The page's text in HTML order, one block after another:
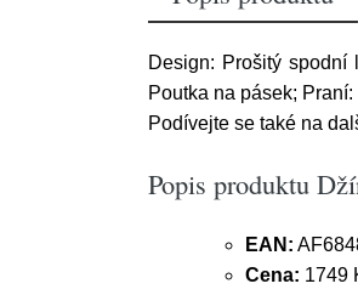
Design: Prošitý spodní
Poutka na pásek;
Podívejte se také na
Popis produktu
EAN:
Cena: 1749